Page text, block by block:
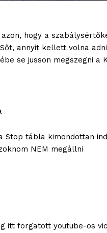
azon, hogy a
annyit kellett volna
se jusson megszegni a
Stop tábla kimondottan
NEM megállni
itt forgatott youtube-os